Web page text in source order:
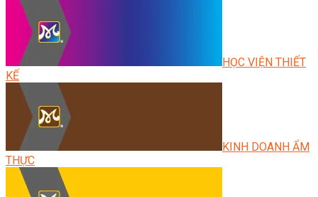
HỌC VIỆN THIẾT
KẾ
KINH DOANH ẨM
THỰC